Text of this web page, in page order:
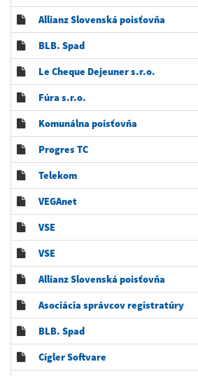
Allianz Slovenská poisťovňa
BLB. Spad
Le Cheque Dejeuner s.r.o.
Fúra s.r.o.
Komunálna poisťovňa
Progres TC
Telekom
VEGAnet
VSE
VSE
Allianz Slovenská poisťovňa
Asociácia správcov registratúry
BLB. Spad
Cígler Softvare